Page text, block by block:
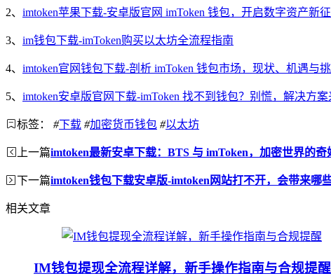
2、 imtoken苹果下载-安卓版官网 imToken 钱包，开启数字资产新
3、 im钱包下载-imToken购买以太坊全流程指南
4、 imtoken官网钱包下载-剖析 imToken 钱包市场，现状、机遇与
5、 imtoken安卓版官网下载-imToken 找不到钱包？别慌，解决方案
标签： #下载 #加密货币钱包 #以太坊
上一篇imtoken最新安卓下载：BTS 与 imToken，加密世界的奇
下一篇imtoken钱包下载安卓版-imtoken网站打不开，会带来哪些
相关文章
IM钱包提现全流程详解，新手操作指南与合规提醒